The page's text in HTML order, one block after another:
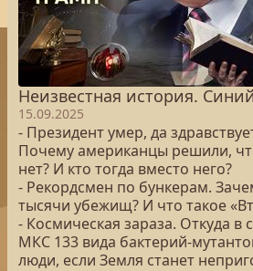
Неизвестная история.
15.09.2025
- Президент умер, да
Почему американцы решили,
нет? И кто тогда вместо него?
- Рекордсмен по бункерам.
тысячи убежищ? И что такое
- Космическая зараза. Откуда в
МКС 133 вида бактерий-
люди, если Земля станет